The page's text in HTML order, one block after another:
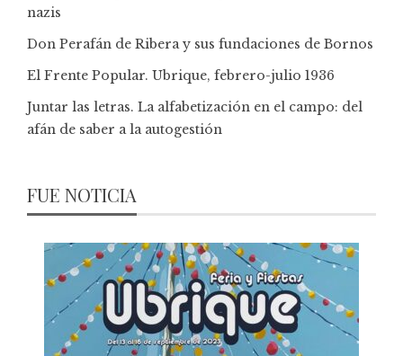
nazis
Don Perafán de Ribera y sus fundaciones de Bornos
El Frente Popular. Ubrique, febrero-julio 1936
Juntar las letras. La alfabetización en el campo: del
afán de saber a la autogestión
FUE NOTICIA